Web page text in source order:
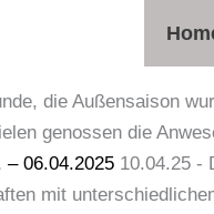
die Außensaison
genossen die
– 06.04.2025 10.04.25 -
mit